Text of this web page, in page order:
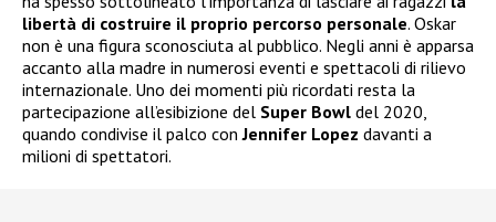
libertà di costruire il proprio percorso personale. Oskar
non è una figura sconosciuta al pubblico. Negli anni è apparsa
accanto alla madre in numerosi eventi e spettacoli di rilievo
internazionale. Uno dei momenti più ricordati resta la
partecipazione all’esibizione del Super Bowl del 2020,
quando condivise il palco conJennifer Lopez davanti a
milioni di spettatori.